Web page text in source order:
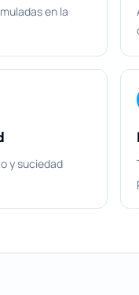
en la
y suciedad